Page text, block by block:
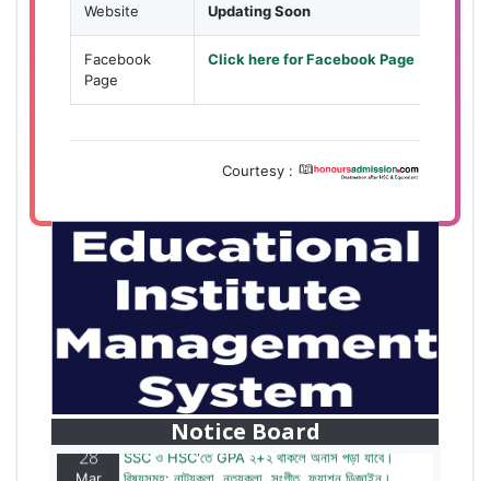
Website Updating Soon
Facebook
Page
Click here for Facebook Page
Courtesy :
Notice Board
বাজেটের মধ্যে প্রাইভেট ইউনিভার্সিটিতে অনার্স পড়ার সুযোগ।
২০টির অধিক বিষয়, ৪ বছরে মোট খরচ ২ লক্ষ থেকে ৫ লক্ষ টাকা।
আবেদন লিংকঃ HonoursAdmission.com/apply
28
Mar
SSC ও HSC'তে GPA ২+২ থাকলে অনার্স পড়া যাবে।
বিষয়সমূহ: নাট্যকলা, নৃত্যকলা, সংগীত, ফ্যাশন ডিজাইন।